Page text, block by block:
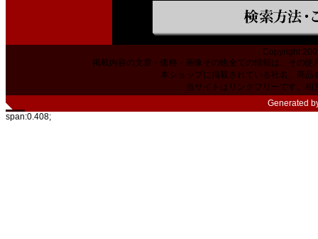
Copyright
掲載内容の文章・価格・画像その他全ての情報は、その
本ショップに掲載されている社名、商
当サイトはリンクフリーです。相
Generated
span:0.408;